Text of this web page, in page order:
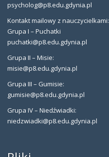
psycholog@p8.edu.gdynia.pl
Kontakt mailowy z nauczycielkami:
Grupa I – Puchatki
puchatki@p8.edu.gdynia.pl
Grupa II – Misie:
misie@p8.edu.gdynia.pl
Grupa III – Gumisie:
gumisie@p8.edu.gdynia.pl
Grupa IV – Niedźwiadki:
niedzwiadki@p8.edu.gdynia.pl